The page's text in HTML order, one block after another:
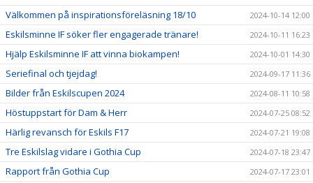
Välkommen på inspirationsföreläsning 18/10 2024-10-14 12:00
Eskilsminne IF söker fler engagerade tränare! 2024-10-11 16:23
Hjälp Eskilsminne IF att vinna biokampen! 2024-10-01 14:30
Seriefinal och tjejdag! 2024-09-17 11:36
Bilder från Eskilscupen 2024 2024-08-11 10:58
Höstuppstart för Dam & Herr 2024-07-25 08:52
Härlig revansch för Eskils F17 2024-07-21 19:08
Tre Eskilslag vidare i Gothia Cup 2024-07-18 23:47
Rapport från Gothia Cup 2024-07-17 23:01